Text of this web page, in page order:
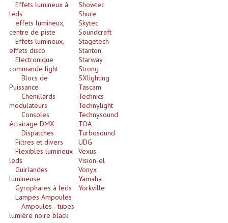
Microphones Scène Et Studio
Microphones Filaires
Micro Sans Fil HF VHF 200MHZ
Micro Sans Fil HF UHF 800MHZ
Micros De Studio
Microphones De Surface
Multi-Effets, Reverbes Etc...
Peripheriques Traitements Et Accessoires
Portes Voix Mégaphones
Effets lumineux à
leds
effets lumineux,
centre de piste
Effets lumineux,
effets disco
Electronique
commande light
Blocs de
Puissance
Chenillards
modulateurs
Consoles
éclairage DMX
Dispatches
Filtres et divers
Flexibles lumineux
leds
Guirlandes
lumineuse
Gyrophares à leds
Lampes Ampoules
Ampoules - tubes
lumière noire black
Showtec
Shure
Skytec
Soundcraft
Stagetech
Stanton
Starway
Strong
SXlighting
Tascam
Technics
Technylight
Technysound
TOA
Turbosound
UDG
Vexus
Vision-el
Vonyx
Yamaha
Yorkville